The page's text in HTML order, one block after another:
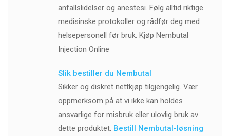
anfallslidelser og anestesi. Følg alltid riktige
medisinske protokoller og rådfør deg med
helsepersonell før bruk. Kjøp Nembutal
Injection Online
Slik bestiller du Nembutal
Sikker og diskret nettkjøp tilgjengelig. Vær
oppmerksom på at vi ikke kan holdes
ansvarlige for misbruk eller ulovlig bruk av
dette produktet. Bestill Nembutal-løsning